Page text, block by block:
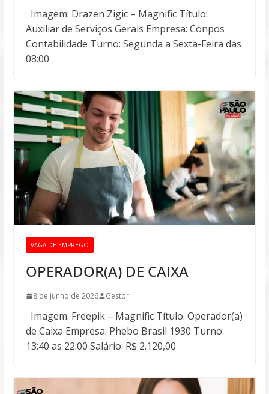
Imagem: Drazen Zigic – Magnific Título:
Auxiliar de Serviços Gerais Empresa: Conpos
Contabilidade Turno: Segunda a Sexta-Feira das
08:00
VAGA DE EMPREGO
OPERADOR(A) DE CAIXA
8 de junho de 2026 Gestor
Imagem: Freepik – Magnific Título: Operador(a)
de Caixa Empresa: Phebo Brasil 1930 Turno:
13:40 as 22:00 Salário: R$ 2.120,00